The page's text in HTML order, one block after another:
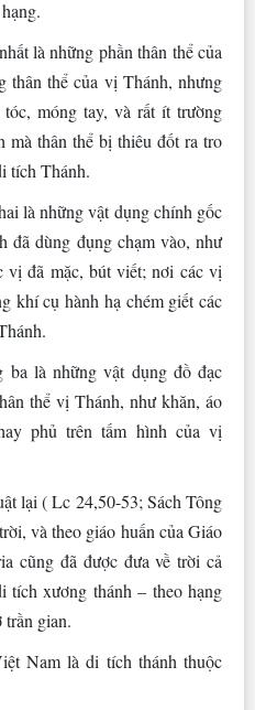
là những phần thân thể của
thân thể của vị Thánh, nhưng
móng tay, và rất ít trường
mà thân thể bị thiêu đốt ra tro
tích Thánh.
là những vật dụng chính gốc
đã dùng đụng chạm vào, như
vị đã mặc, bút viết; nơi các vị
khí cụ hành hạ chém giết các
là những vật dụng đồ đạc
thể vị Thánh, như khăn, áo
phủ trên tấm hình của vị
lại ( Lc 24,50-53; Sách Tông
và theo giáo huấn của Giáo
cũng đã được đưa về trời cả
tích xương thánh – theo hạng
trần gian.
Nam là di tích thánh thuộc